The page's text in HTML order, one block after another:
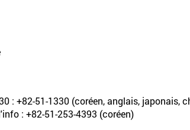
: +82-51-1330 (coréen, anglais, japonais,
: +82-51-253-4393 (coréen)